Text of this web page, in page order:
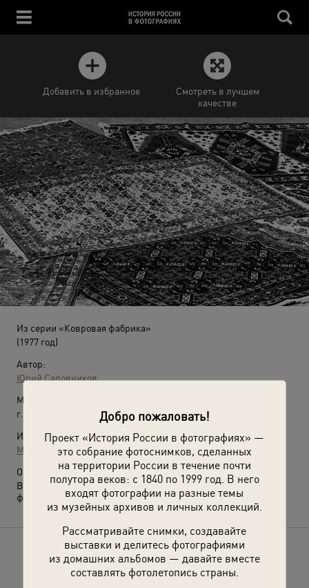
Добро пожаловать!
Проект «История России в фотографиях» —
это собрание фотоснимков, сделанных
на территории России в течение почти
полутора веков: с 1840 по 1999 год. В него
входят фотографии на разные темы
из музейных архивов и личных коллекций.
Рассматривайте снимки, создавайте
выставки и делитесь фотографиями
из домашних альбомов — давайте вместе
составлять фотолетопись страны.
Добавить в избранное
Смотреть в лучшем
качестве
Из серии «Ковровая фабрика»
(1977 год)
Автор:
Юрий Садовников
Место съемки:
г. Дербент
Источники:
МАММ / МДФ
О фотографии:
Выставка«Советский лайфхак: ковер на стене» с этой
фотографией.
Расскажите друзьям об этом фото